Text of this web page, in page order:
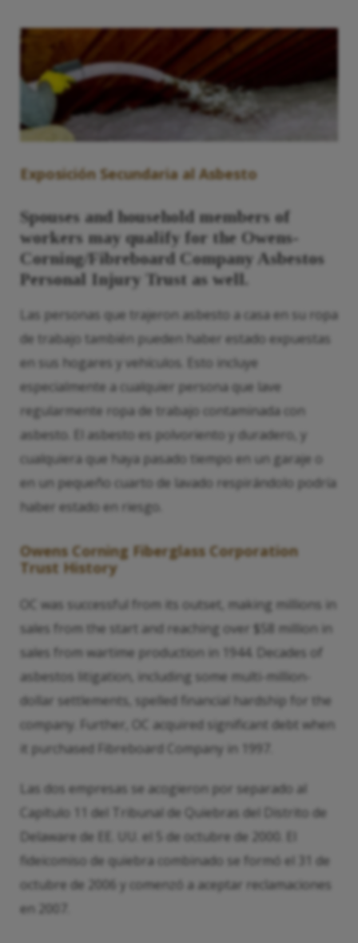
Exposición Secundaria al Asbesto
Spouses and household members of
workers may qualify for the Owens-
Corning/Fibreboard Company Asbestos
Personal Injury Trust as well.
Las personas que trajeron asbesto a casa en su ropa
de trabajo también pueden haber estado expuestas
en sus hogares y vehículos. Esto incluye
especialmente a cualquier persona que lave
regularmente ropa de trabajo contaminada con
asbesto. El asbesto es polvoriento y duradero, y
cualquiera que haya pasado tiempo en un garaje o
en un pequeño cuarto de lavado respirándolo podría
haber estado en riesgo.
Owens Corning Fiberglass Corporation
Trust History
OC was successful from its outset, making millions in
sales from the start and reaching over $58 million in
sales from wartime production in 1944. Decades of
asbestos litigation, including some multi-million-
dollar settlements, spelled financial hardship for the
company. Further, OC acquired significant debt when
it purchased Fibreboard Company in 1997.
Las dos empresas se acogieron por separado al
Capítulo 11 del Tribunal de Quiebras del Distrito de
Delaware de EE. UU. el 5 de octubre de 2000. El
fideicomiso de quiebra combinado se formó el 31 de
octubre de 2006 y comenzó a aceptar reclamaciones
en 2007.